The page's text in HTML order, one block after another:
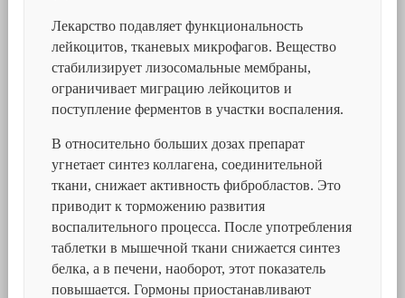
Лекарство подавляет функциональность
лейкоцитов, тканевых микрофагов. Вещество
стабилизирует лизосомальные мембраны,
ограничивает миграцию лейкоцитов и
поступление ферментов в участки воспаления.
В относительно больших дозах препарат
угнетает синтез коллагена, соединительной
ткани, снижает активность фибробластов. Это
приводит к торможению развития
воспалительного процесса. После употребления
таблетки в мышечной ткани снижается синтез
белка, а в печени, наоборот, этот показатель
повышается. Гормоны приостанавливают